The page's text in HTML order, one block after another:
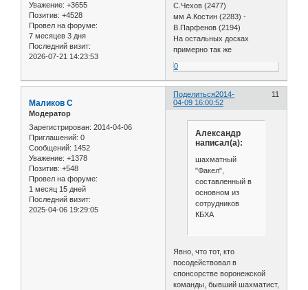
Уважение: +3655
Позитив: +4528
Провел на форуме:
7 месяцев 3 дня
Последний визит:
2026-07-21 14:23:53
С.Чехов (2477)
мм А.Костин (2283) -
В.Парфенов (2194)
На остальных досках
примерно так же
0
Поделиться 11
2014-
04-09 16:00:52
Маликов С
Модератор
Зарегистрирован: 2014-04-06
Приглашений: 0
Сообщений: 1452
Уважение: +1378
Позитив: +548
Провел на форуме:
1 месяц 15 дней
Последний визит:
2025-04-06 19:29:05
Александр
написал(а):
шахматный
"Факел",
составленный в
основном из
сотрудников
КБХА
Явно, что тот, кто
посодействовал в
спонсорстве воронежской
команды, бывший шахматист,